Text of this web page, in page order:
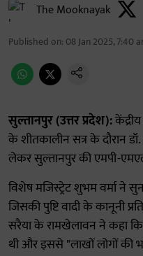
The Mooknayak
Published on: 08 Jan 2025, 7:40
सुल्तानपुर (उत्तर प्रदेश):
के शीतकालीन सत्र के दौरान
लेकर सुल्तानपुर की एमपी-
विशेष मजिस्ट्रेट शुभम वर्मा ने
जिसकी पुष्टि वादी के कानूनी
सरैया के रामखेलावन ने कहा
थी और इससे "लाखों लोगों की